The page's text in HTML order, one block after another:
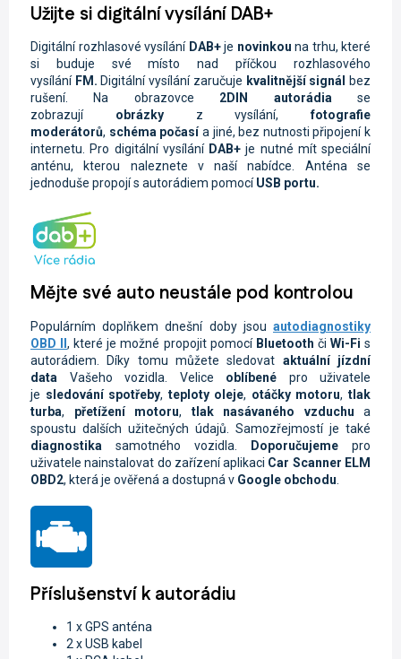
Užijte si digitální vysílání DAB+
Digitální rozhlasové vysílání DAB+je novinkou na trhu, které
si buduje své místo nad příčkou rozhlasového
vysílání FM. Digitální vysílání zaručuje kvalitnější signál
bez
rušení. Na obrazovce 2DIN autorádiase
zobrazují obrázkyz vysílání,fotografie
moderátorů, schéma počasía jiné, bez nutnosti připojení k
internetu. Pro digitální vysílání DAB+ je nutné mít speciální
anténu, kterou naleznete v naší nabídce. Anténa se
jednoduše propojí s autorádiem pomocíUSB portu.
Mějte své auto neustále pod kontrolou
Populárním doplňkem dnešní doby jsou autodiagnostiky
OBD II, které je možné propojit pomocí Bluetooth či Wi-Fi s
autorádiem. Díky tomu můžete sledovat aktuální jízdní
data Vašeho vozidla. Velice oblíbené pro uživatele
je sledování spotřeby, teploty oleje, otáčky motoru,tlak
turba, přetížení motoru, tlak nasávaného vzduchu a
spoustu dalších užitečných údajů. Samozřejmostí je také
diagnostika samotného vozidla. Doporučujeme pro
uživatele nainstalovat do zařízení aplikaci Car Scanner ELM
OBD2, která je ověřená a dostupná v Google obchodu
Příslušenství k autorádiu
1 x GPS anténa
2 x USB kabel